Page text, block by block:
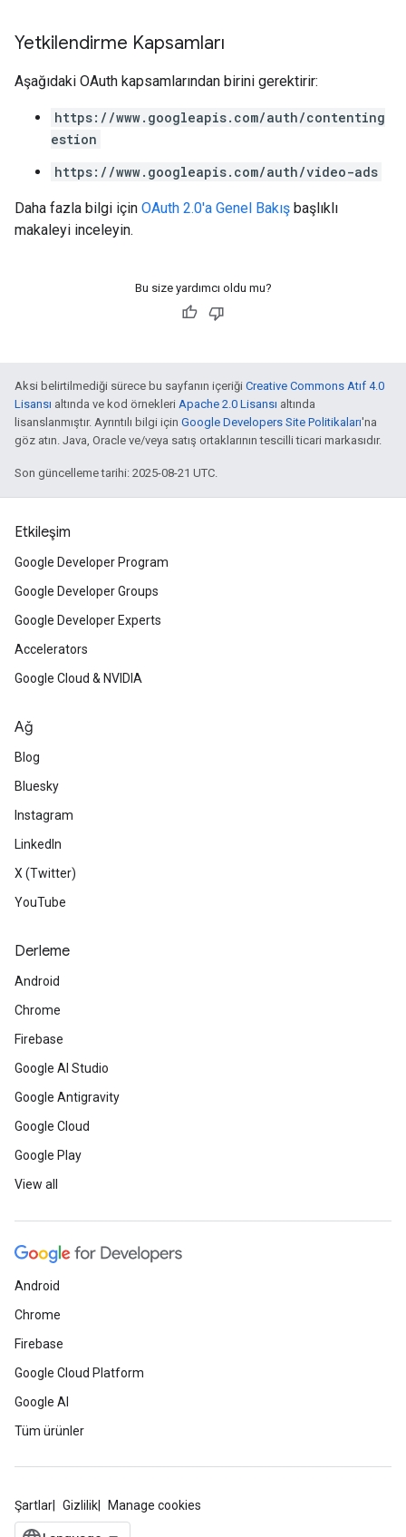
Yetkilendirme Kapsamları
Aşağıdaki OAuth kapsamlarından birini gerektirir:
https://www.googleapis.com/auth/contenting
estion
https://www.googleapis.com/auth/video-ads
Daha fazla bilgi için OAuth 2.0'a Genel Bakış başlıklı
makaleyi inceleyin.
Bu size yardımcı oldu mu?
Aksi belirtilmediği sürece bu sayfanın içeriği Creative Commons Atıf 4.0
Lisansı altında ve kod örnekleri Apache 2.0 Lisansı altında
lisanslanmıştır. Ayrıntılı bilgi için Google Developers Site Politikaları'na
göz atın. Java, Oracle ve/veya satış ortaklarının tescilli ticari markasıdır.
Son güncelleme tarihi: 2025-08-21 UTC.
Etkileşim
Google Developer Program
Google Developer Groups
Google Developer Experts
Accelerators
Google Cloud & NVIDIA
Ağ
Blog
Bluesky
Instagram
LinkedIn
X (Twitter)
YouTube
Derleme
Android
Chrome
Firebase
Google AI Studio
Google Antigravity
Google Cloud
Google Play
View all
Android
Chrome
Firebase
Google Cloud Platform
Google AI
Tüm ürünler
Şartlar Gizlilik Manage cookies